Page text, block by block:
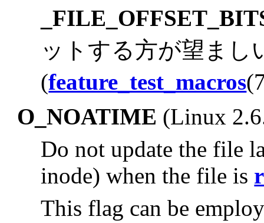
ットする方が望まし
(feature_test_macros
O_NOATIME (Linux
Do not update the file
inode) when the file is
This flag can be